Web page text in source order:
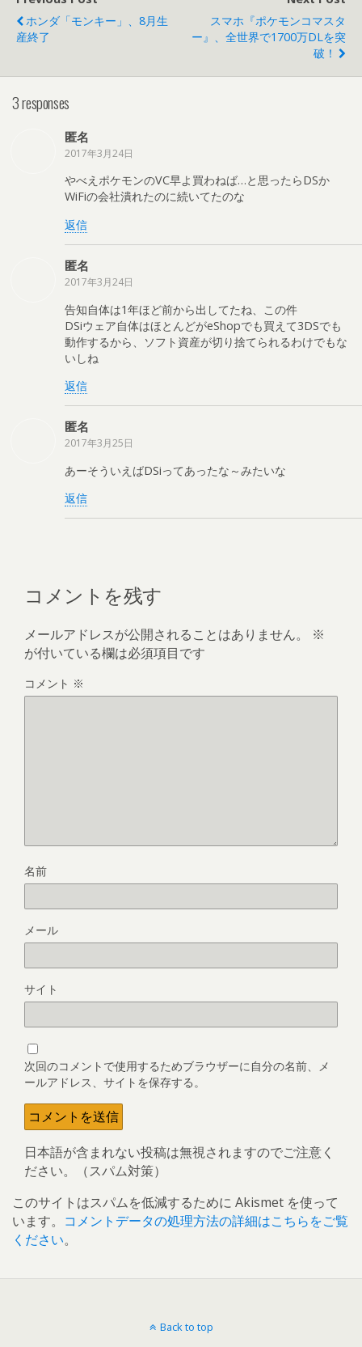
ホンダ「モンキー」、8月生
産終了
スマホ『ポケモンコマスタ
ー』、全世界で1700万DLを突
破！
3 responses
匿名
2017年3月24日
やべえポケモンのVC早よ買わねば…と思ったらDSか
WiFiの会社潰れたのに続いてたのな
返信
匿名
2017年3月24日
告知自体は1年ほど前から出してたね、この件
DSiウェア自体はほとんどがeShopでも買えて3DSでも
動作するから、ソフト資産が切り捨てられるわけでもな
いしね
返信
匿名
2017年3月25日
あーそういえばDSiってあったな～みたいな
返信
コメントを残す
メールアドレスが公開されることはありません。
※
が付いている欄は必須項目です
コメント ※
名前
メール
サイト
次回のコメントで使用するためブラウザーに自分の名前、メ
ールアドレス、サイトを保存する。
日本語が含まれない投稿は無視されますのでご注意く
ださい。（スパム対策）
このサイトはスパムを低減するために Akismet を使って
います。 コメントデータの処理方法の詳細はこちらをご覧
ください。
Back to top